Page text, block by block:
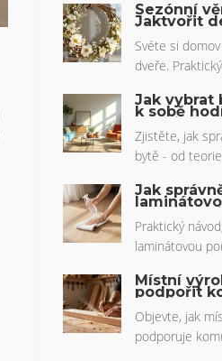
Sezónní
Jaktvořit
jaro, léto a
Svéte si
dveře.
přírodních
Jak vybrat
k sobě
praktický
Zjistěte, jak
bytě - od
rady a příklady
Jak
praktické
Praktický
laminátovou
údržbový plán.
Místní
podpořit
řemeslo
Objevte, jak
podporuje